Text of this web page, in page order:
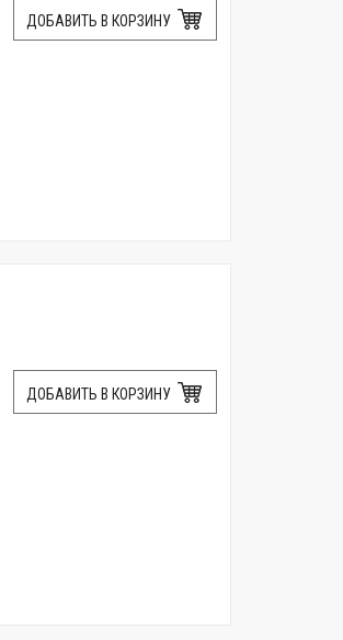
ДОБАВИТЬ В КОРЗИНУ
ДОБАВИТЬ В КОРЗИНУ